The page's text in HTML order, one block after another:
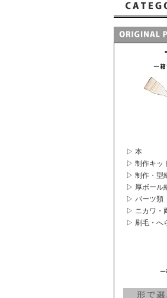
▷ 本
▷ 制作キッ
▷ 制作・型
▷ 厚ボール
▷ パーツ類
▷ ニカワ・
▷ 刷毛・へ